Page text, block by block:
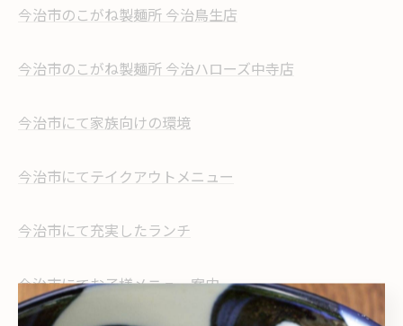
今治市のこがね製麺所 今治鳥生店
今治市のこがね製麺所 今治ハローズ中寺店
今治市にて家族向けの環境
今治市にてテイクアウトメニュー
今治市にて充実したランチ
今治市にてお子様メニュー案内